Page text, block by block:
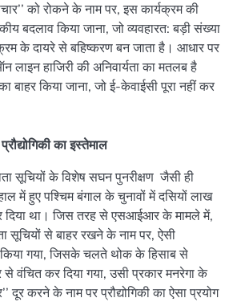
को रोकने के नाम पर, इस कार्यक्रम की
बदलाव किया जाना, जो व्यवहारत: बड़ी संख्या
के दायरे से बहिष्करण बन जाता है। आधार पर
हाजिरी की अनिवार्यता का मतलब है
बाहर किया जाना, जो ई-केवाईसी पूरा नहीं कर
का इस्तेमाल
सूचियों के विशेष सघन पुनरीक्षण जैसी ही
में हुए पश्चिम बंगाल के चुनावों में दसियों लाख
दिया था। जिस तरह से एसआईआर के मामले में,
सूचियों से बाहर रखने के नाम पर, ऐसी
किया गया, जिसके चलते थोक के हिसाब से
से वंचित कर दिया गया, उसी प्रकार मनरेगा के
दूर करने के नाम पर प्रौद्योगिकी का ऐसा प्रयोग